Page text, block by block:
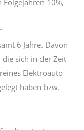
10%,
6 Jahre. Davon
sich in der Zeit
Elektroauto
haben bzw.